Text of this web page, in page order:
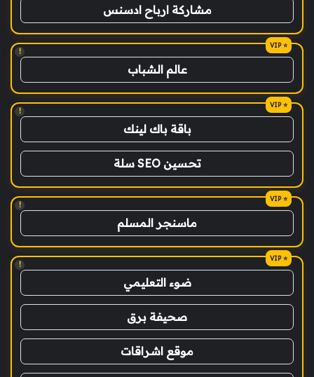
مشاركة ارباح ادسنس
!
عالم الشباب
!
باقة باك لينك
تحسين SEO سلة
!
ماسنجر المسلم
!
ضوء التعليمي
صحيفة برق
موقع اشراقات